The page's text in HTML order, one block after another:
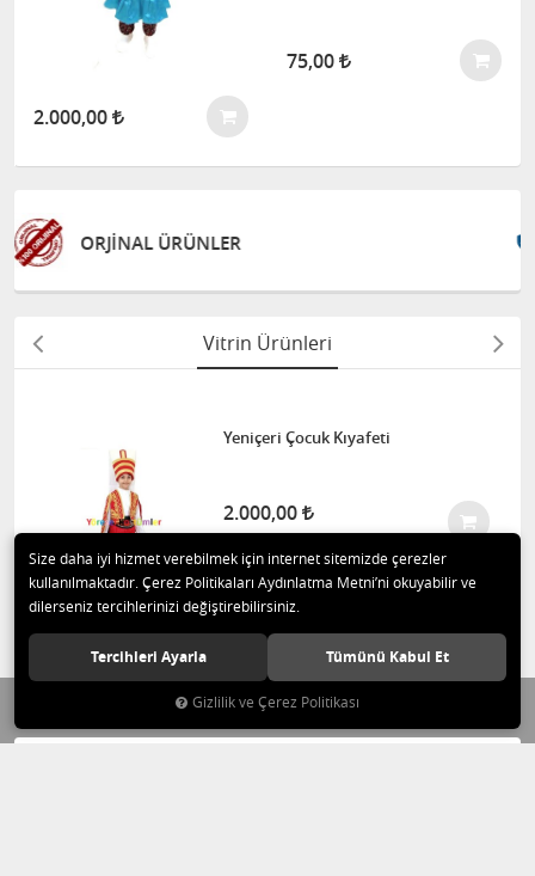
2.000,00
GÜVENLİ ALIŞVERİŞ
Vitrin Ürünleri
Yeniçeri Çocuk Kıyafeti
2.000,00
Kampanya ve İndirimlerden Haberdar Olun!
Size daha iyi hizmet verebilmek için internet sitemizde çerezler
kullanılmaktadır. Çerez Politikaları Aydınlatma Metni’ni okuyabilir ve
dilerseniz tercihlerinizi değiştirebilirsiniz.
Tercihleri Ayarla Tümünü Kabul Et
Gizlilik ve Çerez Politikası